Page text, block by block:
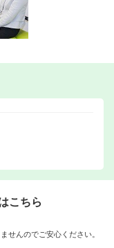
こちら
せんのでご安心ください。